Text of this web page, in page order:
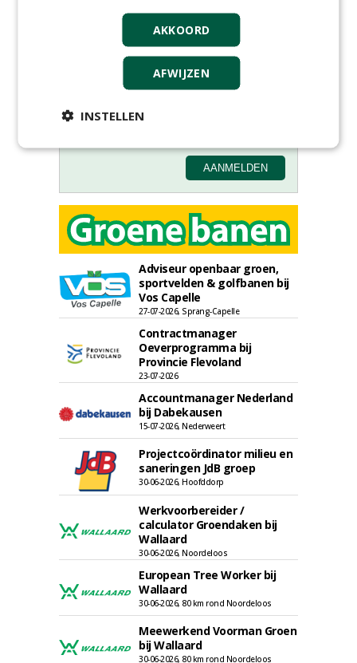
Meld je aan voor onze digitale
Adviseur openbaar groen,
sportvelden & golfbanen bij
Vos Capelle
27-07-2026, Sprang-Capelle
Contractmanager
Oeverprogramma bij
Provincie Flevoland
23-07-2026
Accountmanager Nederland
bij Dabekausen
15-07-2026, Nederweert
Projectcoördinator milieu en
saneringen JdB groep
30-06-2026, Hoofddorp
Werkvoorbereider /
calculator Groendaken bij
Wallaard
30-06-2026, Noordeloos
European Tree Worker bij
Wallaard
30-06-2026, 80 km rond Noordeloos
Meewerkend Voorman Groen
bij Wallaard
30-06-2026, 80 km rond Noordeloos
AKKOORD
AFWIJZEN
INSTELLEN